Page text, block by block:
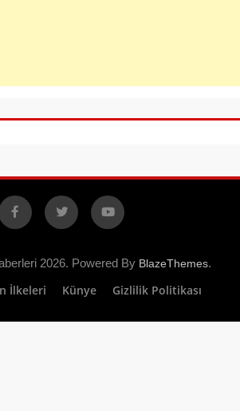
Facebook
X YouTube
2026. Powered By BlazeThemes.
İlkeleri Künye Gizlilik Politikası